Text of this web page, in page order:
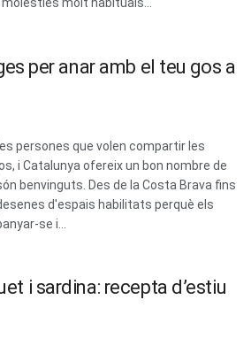
molt habituals...
per anar amb el teu gos a
persones que volen compartir les
i Catalunya ofereix un bon nombre de
benvinguts. Des de la Costa Brava fins
d'espais habilitats perquè els
se i...
i sardina: recepta d’estiu